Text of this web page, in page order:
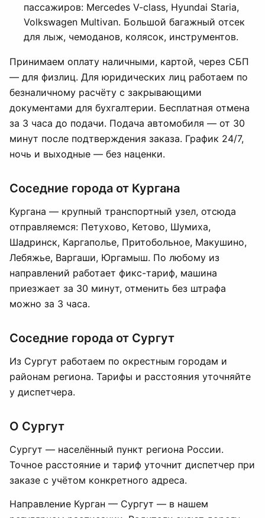
пассажиров: Mercedes V-class, Hyundai Staria,
Volkswagen Multivan. Большой багажный отсек
для лыж, чемоданов, колясок, инструментов.
Принимаем оплату наличными, картой, через СБП
— для физлиц. Для юридических лиц работаем по
безналичному расчёту с закрывающими
документами для бухгалтерии. Бесплатная отмена
за 3 часа до подачи. Подача автомобиля — от 30
минут после подтверждения заказа. График 24/7,
ночь и выходные — без наценки.
Соседние города от Кургана
Кургана — крупный транспортный узел, отсюда
отправляемся: Петухово, Кетово, Шумиха,
Шадринск, Каргаполье, Притобольное, Макушино,
Лебяжье, Варгаши, Юргамыш. По любому из
направлений работает фикс-тариф, машина
приезжает за 30 минут, отменить без штрафа
можно за 3 часа.
Соседние города от Сургут
Из Сургут работаем по окрестным городам и
районам региона. Тарифы и расстояния уточняйте
у диспетчера.
О Сургут
Сургут — населённый пункт региона России.
Точное расстояние и тариф уточнит диспетчер при
заказе с учётом конкретного адреса.
Направление Курган — Сургут — в нашем